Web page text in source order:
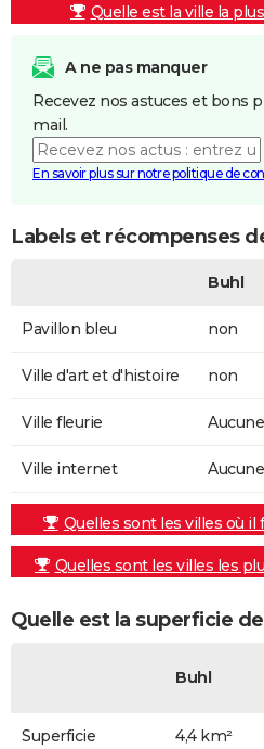
Quelle est la ville la
A ne pas manquer
Recevez nos astuces et bons
mail.
En savoir plus sur notre politique de
Labels et récompenses
Buhl
Pavillon bleu non
Ville d'art et d'histoire non
Ville fleurie
Ville internet
Quelles sont les villes où il
Quelles sont les villes les
Quelle est la superficie
Buhl
Superficie
4,4 km²